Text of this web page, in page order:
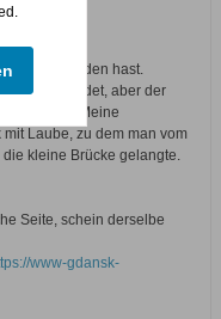
da gefunden hast.
Fuß erkundet, aber der
Übersicht. Meine
Laube, zu dem man vom
kleine Brücke gelangte.
Seite, schein derselbe
www-gdansk-